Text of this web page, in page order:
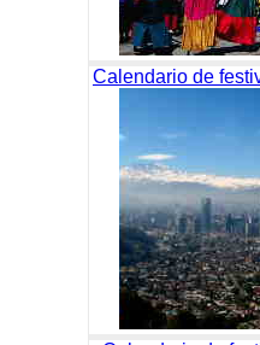
Calendario de